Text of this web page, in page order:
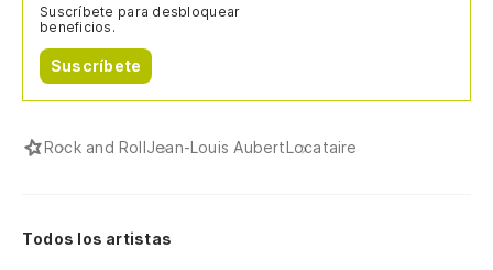
Suscríbete para desbloquear
beneficios.
Suscríbete
Rock and RollJean-Louis AubertLocataire
Todos los artistas